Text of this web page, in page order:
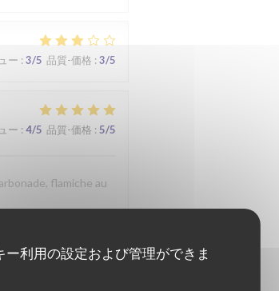
利用の設定および管理ができま
ー : 3/5 品質-価格 : 3/5
ー : 4/5 品質-価格 : 5/5
flamiche au